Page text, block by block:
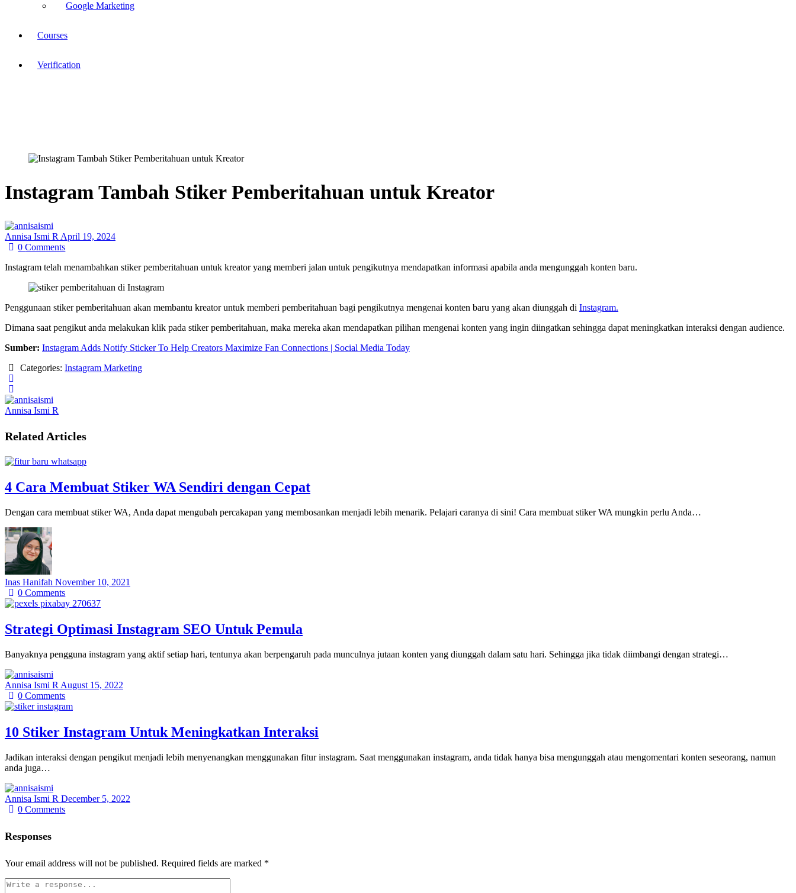
Google Marketing
Courses
Verification
Instagram Tambah Stiker Pemberitahuan untuk Kreator
Annisa Ismi RApril 19, 2024
0Comments
Instagram telah menambahkan stiker pemberitahuan untuk kreator yang memberi jalan untuk pengikutnya mendapatkan informasi apabila anda mengunggah konten baru.
Penggunaan stiker pemberitahuan akan membantu kreator untuk memberi pemberitahuan bagi pengikutnya mengenai konten baru yang akan diunggah di Instagram.
Dimana saat pengikut anda melakukan klik pada stiker pemberitahuan, maka mereka akan mendapatkan pilihan mengenai konten yang ingin diingatkan sehingga dapat meningkatkan interaksi dengan audience.
Sumber: Instagram Adds Notify Sticker To Help Creators Maximize Fan Connections | Social Media Today
Categories:Instagram Marketing
Annisa Ismi R
Related Articles
4 Cara Membuat Stiker WA Sendiri dengan Cepat
Dengan cara membuat stiker WA, Anda dapat mengubah percakapan yang membosankan menjadi lebih menarik. Pelajari caranya di sini! Cara membuat stiker WA mungkin perlu Anda…
Inas Hanifah November 10, 2021
0Comments
Strategi Optimasi Instagram SEO Untuk Pemula
Banyaknya pengguna instagram yang aktif setiap hari, tentunya akan berpengaruh pada munculnya jutaan konten yang diunggah dalam satu hari. Sehingga jika tidak diimbangi dengan strategi…
Annisa Ismi R August 15, 2022
0Comments
10 Stiker Instagram Untuk Meningkatkan Interaksi
Jadikan interaksi dengan pengikut menjadi lebih menyenangkan menggunakan fitur instagram. Saat menggunakan instagram, anda tidak hanya bisa mengunggah atau mengomentari konten seseorang, namun
anda juga…
Annisa Ismi R December 5, 2022
0Comments
Responses
Your email address will not be published. Required fields are marked *